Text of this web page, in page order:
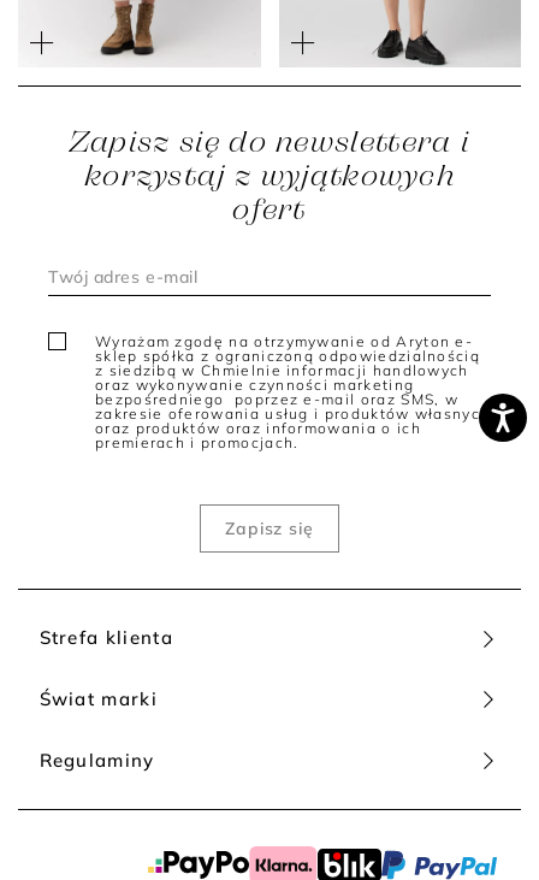
merynosowej
1 299 zł
899 zł
Strefa klienta
Świat marki
Regulaminy
Zapisz się do newslettera i
korzystaj z wyjątkowych
ofert
Wyrażam zgodę na otrzymywanie od Aryton e-
sklep spółka z ograniczoną odpowiedzialnością
z siedzibą w Chmielnie informacji handlowych
oraz wykonywanie czynności marketing
bezpośredniego poprzez e-mail oraz SMS, w
zakresie oferowania usług i produktów własnych
oraz produktów oraz informowania o ich
premierach i promocjach.